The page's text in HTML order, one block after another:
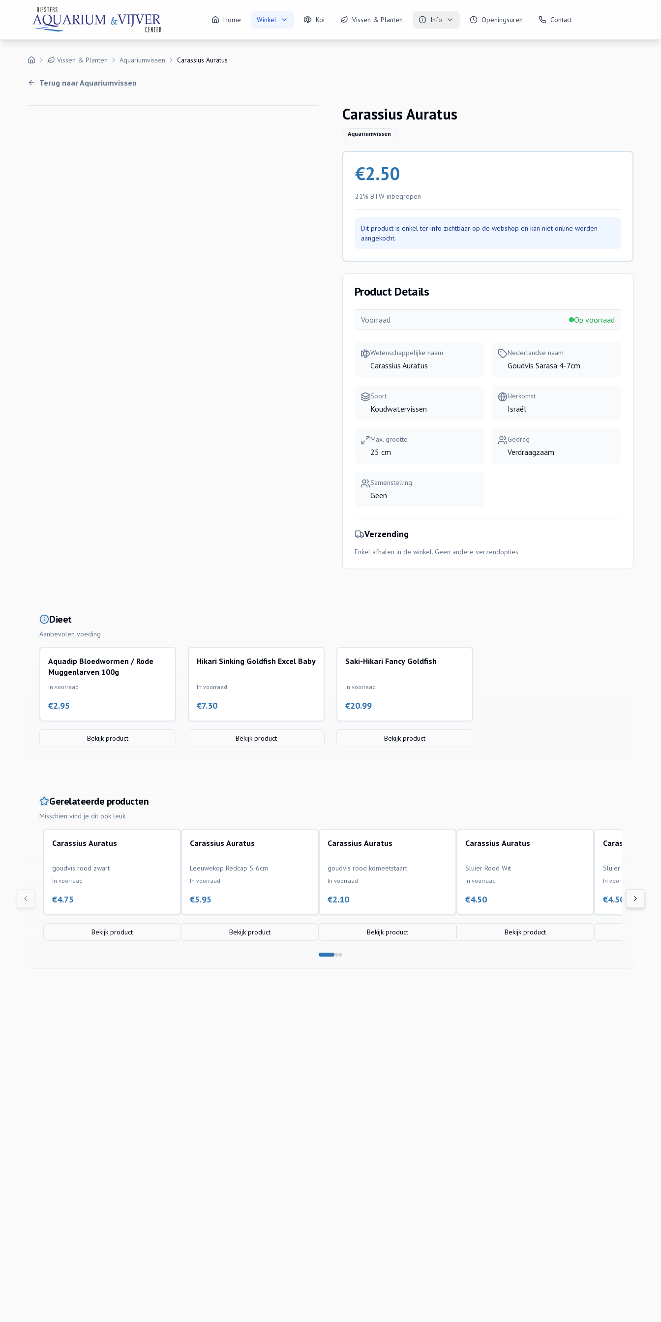
Home Winkel Koi Vissen & Planten Info Openingsuren Contact
Vissen & Planten Aquariumvissen Carassius Auratus
Terug naarAquariumvissen
Carassius Auratus
Aquariumvissen
€2.50
21% BTW inbegrepen
Dit product is enkel ter info zichtbaar op de webshop en kan niet online worden
aangekocht.
Product Details
Voorraad Op voorraad
Wetenschappelijke naam
Carassius Auratus
Nederlandse naam
Goudvis Sarasa 4-7cm
Soort
Koudwatervissen
Herkomst
Israël
Max. grootte
25 cm
Gedrag
Verdraagzaam
Samenstelling
Geen
Verzending
Enkel afhalen in de winkel. Geen andere verzendopties.
Dieet
Aanbevolen voeding
Aquadip Bloedwormen / Rode
Muggenlarven 100g
In voorraad
€2.95
Bekijk product
Hikari Sinking Goldfish Excel Baby
In voorraad
€7.30
Bekijk product
Saki-Hikari Fancy Goldfish
In voorraad
€20.99
Bekijk product
Gerelateerde producten
Misschien vind je dit ook leuk
aquariumvissen
Carassius Auratus
goudvis rood zwart
In voorraad
€4.75
Bekijk product
aquariumvissen
Carassius Auratus
Leeuwekop Redcap 5-6cm
In voorraad
€5.95
Bekijk product
aquariumvissen
Carassius Auratus
goudvis rood komeetstaart
In voorraad
€2.10
Bekijk product
aquariumvissen
Carassius Auratus
Sluier Rood Wit
In voorraad
€4.50
Bekijk product
aquariumvissen
Carassius
Sluier Telescoop
In voorraad
€4.50